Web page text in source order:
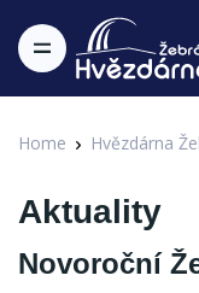
Home Hvězdárna
Aktuality
Novoroční